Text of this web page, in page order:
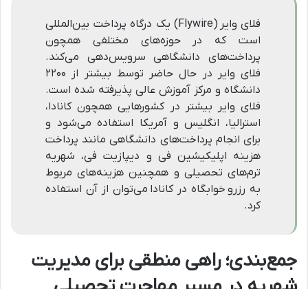
فلای وایر (Flywire) یک درگاه پرداخت بین‌المللی
است که در حوزه‌های مختلفی همچون
پرداخت‌های دانشگاهی سرویس‌دهی می‌کند.
فلای وایر در حال حاضر توسط بیشتر از ۲۲۰۰
دانشگاه و مرکز آموزش عالی پذیرفته شده است.
فلای وایر بیشتر در کشورهایی همچون کانادا،
استرالیا، انگلیس و آمریکا استفاده می‌شود و
برای انجام پرداخت‌های دانشگاهی مانند پرداخت
هزینه اپلیکیشین فی و دیپازیت فی، شهریه
ترم‌های تحصیلی و همچنین هزینه‌های مربوط
به رزرو خوابگاه در کانادا می‌توان از آن استفاده
کرد.
جمع‌بندی؛ راهی منطقی برای مدیریت